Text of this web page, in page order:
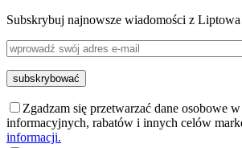
Subskrybuj najnowsze wiadomości z Liptowa
Zgadzam się przetwarzać dane osobowe
informacyjnych, rabatów i innych celów
informacji.